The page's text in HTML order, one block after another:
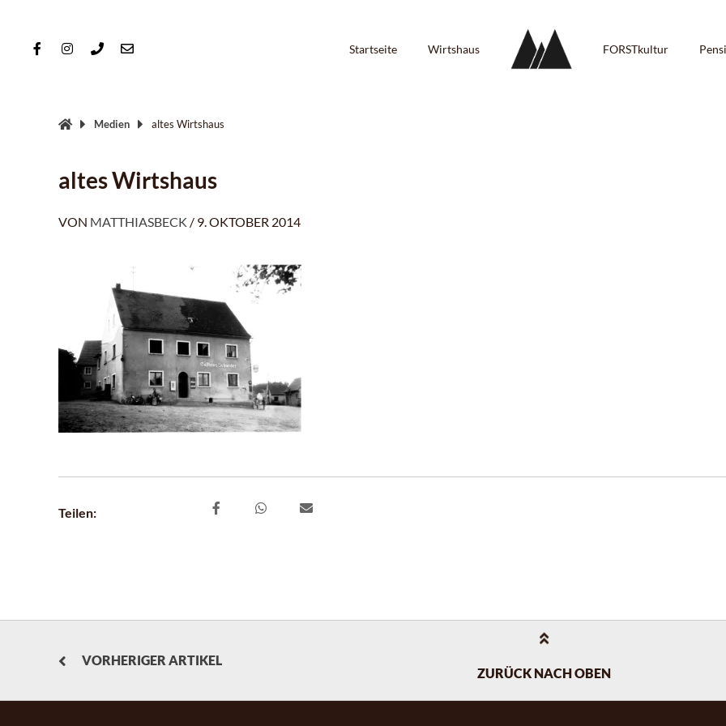
Startseite Wirtshaus FORSTkultur
Medien altes Wirtshaus
altes Wirtshaus
VON MATTHIASBECK / 9. OKTOBER 2014
Teilen:
VORHERIGER ARTIKEL
ZURÜCK NACH OBEN